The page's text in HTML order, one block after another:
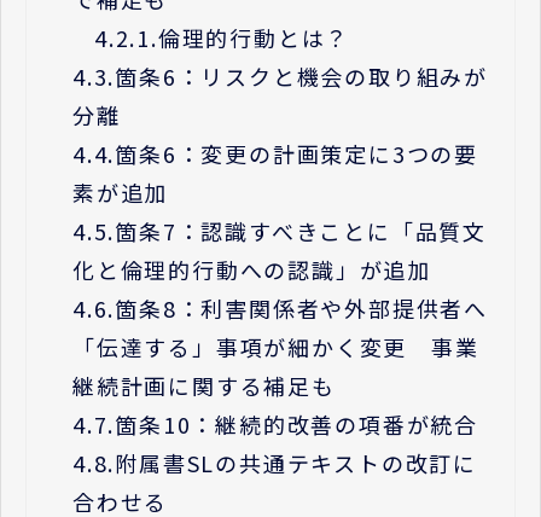
4.2.1.倫理的行動とは？
4.3.箇条6：リスクと機会の取り組みが
分離
4.4.箇条6：変更の計画策定に3つの要
素が追加
4.5.箇条7：認識すべきことに「品質文
化と倫理的行動への認識」が追加
4.6.箇条8：利害関係者や外部提供者へ
「伝達する」事項が細かく変更 事業
継続計画に関する補足も
4.7.箇条10：継続的改善の項番が統合
4.8.附属書SLの共通テキストの改訂に
合わせる